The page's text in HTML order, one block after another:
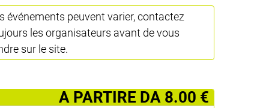
événements peuvent varier, contactez
les organisateurs avant de vous
sur le site.
­ A PARTIRE DA 8.00 €